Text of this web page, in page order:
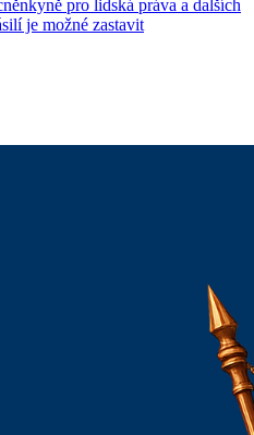
pro lidská práva a dalších
je možné zastavit